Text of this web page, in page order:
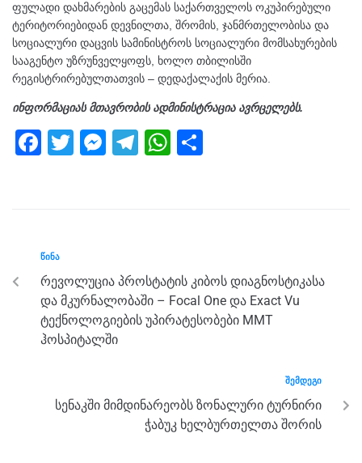
ფულადი დახმარების გაცემას საქართველოს ოკუპირებული
ტერიტორიებიდან დევნილთა, შრომის, ჯანმრთელობისა და
სოციალური დაცვის სამინისტროს სოციალური მომსახურების
სააგენტო უზრუნველყოფს, ხოლო თბილისში
რეგისტრირებულთათვის – დედაქალაქის მერია.
ინფორმაციას მთავრობის ადმინისტრაცია ავრცელებს.
F
b
o
o
k
T
M
g
er
T
m
W
p
p
ᲬᲘᲜᲐ
რევოლუცია პროსტატის კიბოს დიაგნოსტიკასა
და მკურნალობაში – Focal One და Exact Vu
ტექნოლოგიების უპირატესობები MMT
ჰოსპიტალში
ᲨᲔᲛᲓᲔᲒᲘ
სენაკში მიმდინარეობს ზონალური ტურნირი
ჭაბუკ ხელბურთელთა შორის